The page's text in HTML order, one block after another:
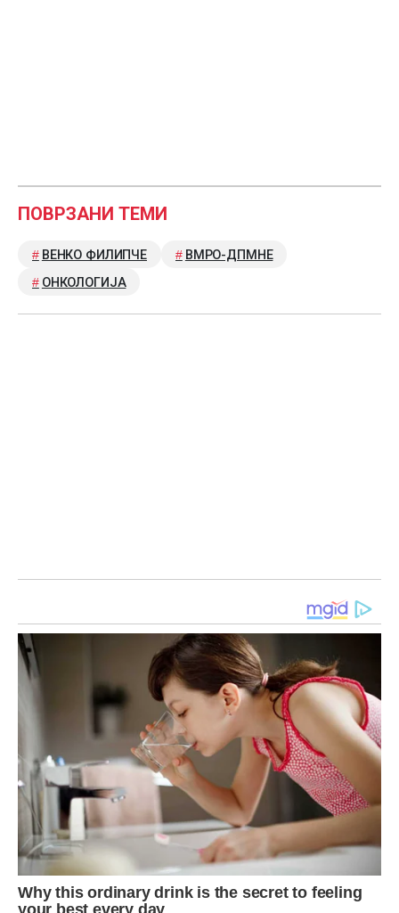
ПОВРЗАНИ ТЕМИ
ВЕНКО ФИЛИПЧЕ
ВМРО-ДПМНЕ
ОНКОЛОГИЈА